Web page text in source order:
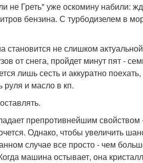
не Греть" уже оскомину набили:
бензина. С турбодизелем в
становится не слишком
от снега, пройдет минут пят -
лишь сесть и аккуратно
руля и масло в кп.
препротивнейшим
Однако, чтобы увеличить
случае все просто - чем
машина остывает, она